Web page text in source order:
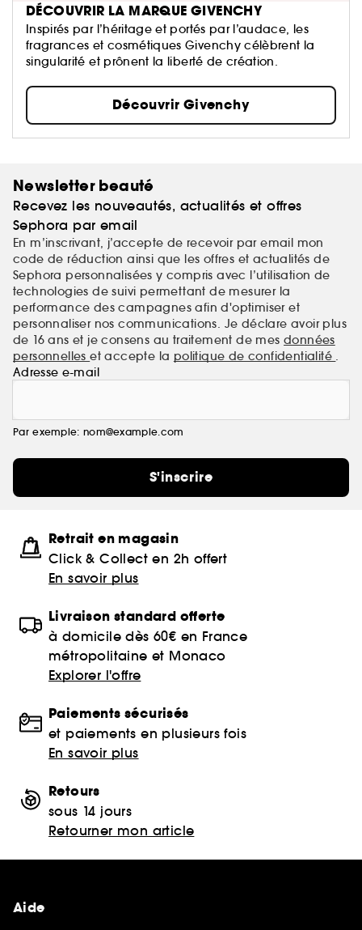
DÉCOUVRIR LA MARQUE GIVENCHY
Inspirés par l’héritage et portés par l’audace, les
fragrances et cosmétiques Givenchy célèbrent la
singularité et prônent la liberté de création.
Découvrir Givenchy
Newsletter beauté
Recevez les nouveautés, actualités et offres
Sephora par email
En m’inscrivant, j’accepte de recevoir par email mon
code de réduction ainsi que les offres et actualités de
Sephora personnalisées y compris avec l’utilisation de
technologies de suivi permettant de mesurer la
performance des campagnes afin d'optimiser et
personnaliser nos communications. Je déclare avoir plus
de 16 ans et je consens au traitement de mes données
personnelleset accepte la politique de confidentialité .
Adresse e-mail
Par exemple: nom@example.com
S'inscrire
Retrait en magasin
Click & Collect en 2h offert
En savoir plus
Livraison standard offerte
à domicile dès 60€ en France
métropolitaine et Monaco
Explorer l'offre
Paiements sécurisés
et paiements en plusieurs fois
En savoir plus
Retours
sous 14 jours
Retourner mon article
Aide